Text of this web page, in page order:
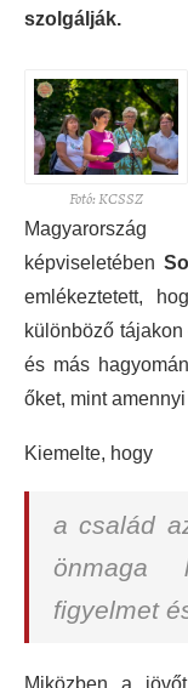
szolgálják.
Fotó: KCSSZ
Magyarország
képviseletében
emlékeztetett,
különböző
és más
őket, mint
Kiemelte, hogy
a család
önmaga
figyelmet